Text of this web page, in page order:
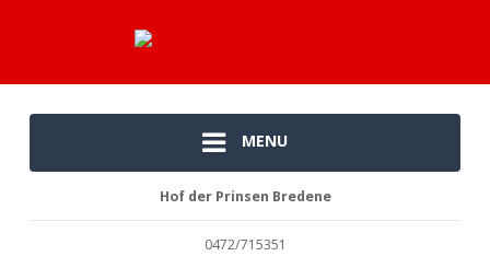
MENU
Hof der Prinsen Bredene
0472/715351